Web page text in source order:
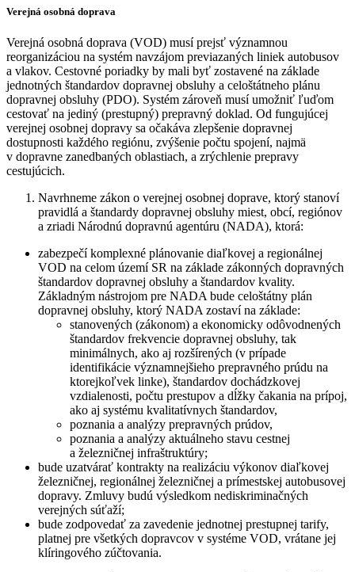
Verejná osobná doprava
Verejná osobná doprava (VOD) musí prejsť významnou
reorganizáciou na systém navzájom previazaných liniek autobusov
a vlakov. Cestovné poriadky by mali byť zostavené na základe
jednotných štandardov dopravnej obsluhy a celoštátneho plánu
dopravnej obsluhy (PDO). Systém zároveň musí umožniť ľuďom
cestovať na jediný (prestupný) prepravný doklad. Od fungujúcej
verejnej osobnej dopravy sa očakáva zlepšenie dopravnej
dostupnosti každého regiónu, zvýšenie počtu spojení, najmä
v dopravne zanedbaných oblastiach, a zrýchlenie prepravy
cestujúcich.
Navrhneme zákon o verejnej osobnej doprave, ktorý stanoví
pravidlá a štandardy dopravnej obsluhy miest, obcí, regiónov
a zriadi Národnú dopravnú agentúru (NADA), ktorá:
zabezpečí komplexné plánovanie diaľkovej a regionálnej
VOD na celom území SR na základe zákonných dopravných
štandardov dopravnej obsluhy a štandardov kvality.
Základným nástrojom pre NADA bude celoštátny plán
dopravnej obsluhy, ktorý NADA zostaví na základe:
stanovených (zákonom) a ekonomicky odôvodnených
štandardov frekvencie dopravnej obsluhy, tak
minimálnych, ako aj rozšírených (v prípade
identifikácie významnejšieho prepravného prúdu na
ktorejkoľvek linke), štandardov dochádzkovej
vzdialenosti, počtu prestupov a dĺžky čakania na prípoj,
ako aj systému kvalitatívnych štandardov,
poznania a analýzy prepravných prúdov,
poznania a analýzy aktuálneho stavu cestnej
a železničnej infraštruktúry;
bude uzatvárať kontrakty na realizáciu výkonov diaľkovej
železničnej, regionálnej železničnej a prímestskej autobusovej
dopravy. Zmluvy budú výsledkom nediskriminačných
verejných súťaží;
bude zodpovedať za zavedenie jednotnej prestupnej tarify,
platnej pre všetkých dopravcov v systéme VOD, vrátane jej
klíringového zúčtovania.